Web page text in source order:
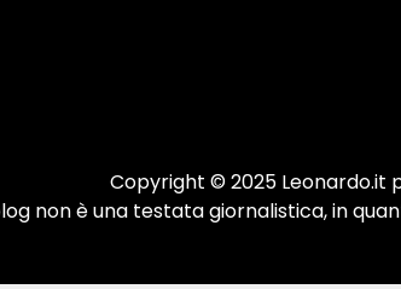
Copyright © 2025 Leonardo.it
non è una testata giornalistica, in